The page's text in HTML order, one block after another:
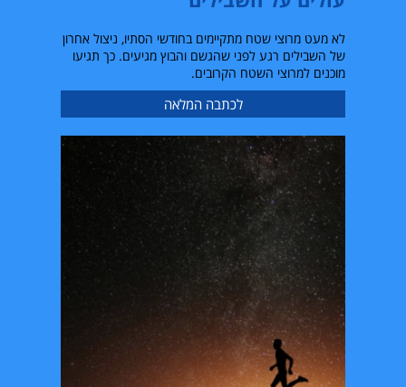
לא מעט מרוצי שטח מתקיימים בחודשי הסתיו, ניצול אחרון
של השבילים רגע לפני שהגשם והבוץ מגיעים. כך תגיעו
מוכנים למרוצי השטח הקרובים.
לכתבה המלאה